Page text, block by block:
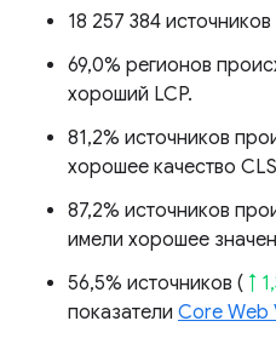
18 257 384 источников
69,0% регионов
хороший LCP.
81,2% источников
хорошее качество
87,2% источников
имели хорошее
56,5% источников ( ↑
показатели Core Web